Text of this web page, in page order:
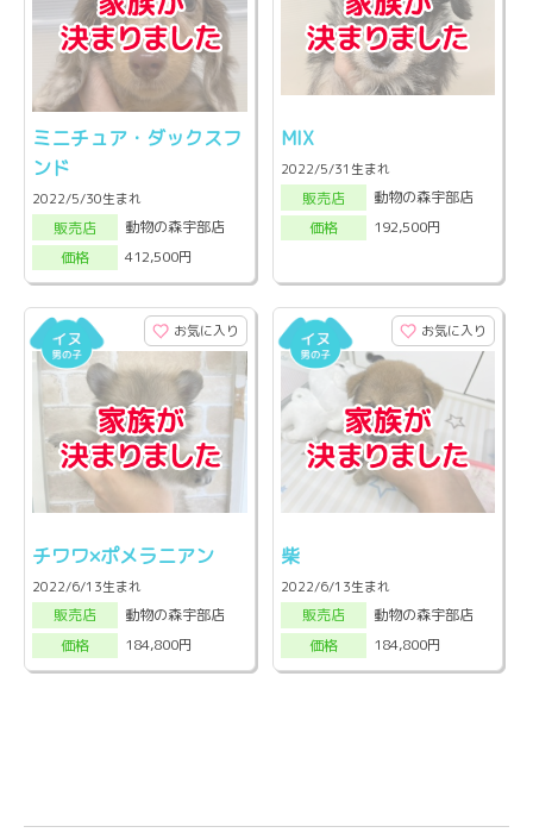
ミニチュア・ダックスフ
ンド
2022/5/30生まれ
販売店
動物の森宇部店
価格
412,500円
MIX
2022/5/31生まれ
販売店
動物の森宇部店
価格
192,500円
お気に入り
チワワ×ポメラニアン
2022/6/13生まれ
販売店
動物の森宇部店
価格
184,800円
お気に入り
柴
2022/6/13生まれ
販売店
動物の森宇部店
価格
184,800円